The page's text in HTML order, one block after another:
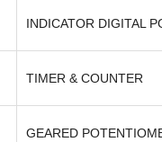
INDICATOR DIGITAL
TIMER & COUNTER
GEARED